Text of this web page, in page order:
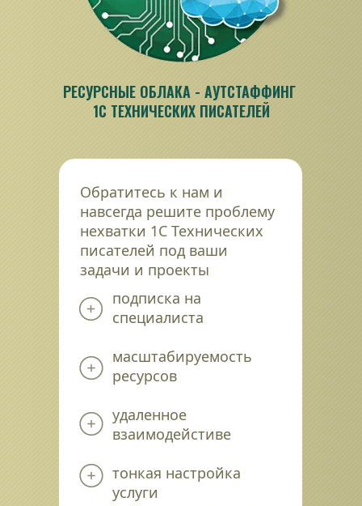
РЕСУРСНЫЕ ОБЛАКА - АУТСТАФФИНГ
1С ТЕХНИЧЕСКИХ ПИСАТЕЛЕЙ
Обратитесь к нам и
навсегда решите проблему
нехватки 1С Технических
писателей под ваши
задачи и проекты
подписка на
специалиста
масштабируемость
ресурсов
удаленное
взаимодейстиве
тонкая настройка
услуги